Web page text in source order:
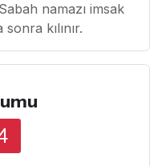
namazı imsak
kılınır.